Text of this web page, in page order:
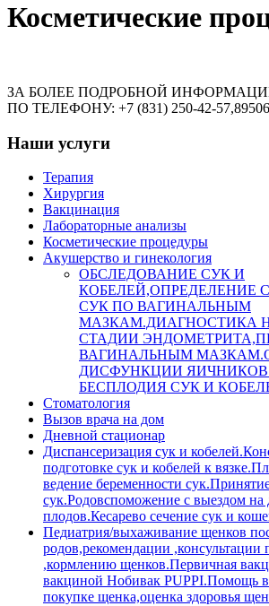
Косметические
ЗА БОЛЕЕ ПОДРОБНОЙ
ПО ТЕЛЕФОНУ: +7 (831) 250-42-
Наши услуги
Терапия
Хирургия
Вакцинация
Лабораторные анализы
Косметические процедуры
Акушерство и гинекология
ОБСЛЕДОВАНИЕ СУК И
КОБЕЛЕЙ,ОПРЕДЕЛЕНИЕ
СУК ПО ВАГИНАЛЬНЫМ
МАЗКАМ.ДИАГНОСТИКА
СТАДИИ
ВАГИНАЛЬНЫМ
ДИСФУНКЦИИ
БЕСПЛОДИЯ СУК И
Стоматология
Вызов врача на дом
Дневной стационар
Диспансеризация сук и
подготовке сук и кобелей к
ведение беременности
сук.Родовспоможение с выездом
плодов.Кесарево сечение сук и
Педиатрия/выхаживание щенков
родов,рекомендации
,кормлению щенков.Первичная
вакциной Нобивак PUPPI.Помощь
покупке щенка,оценка здоровья